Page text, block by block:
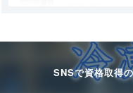
介！
2026.06.15
SNSで資格取得